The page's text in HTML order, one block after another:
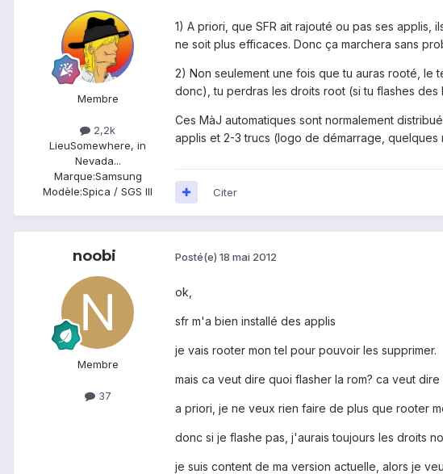
Membre
2,2k
LieuSomewhere, in
Nevada...
Marque:Samsung
Modèle:Spica / SGS III
1) A priori, que SFR ait rajouté ou pas ses
ne soit plus efficaces. Donc ça marchera sans
2) Non seulement une fois que tu auras rooté, le
donc), tu perdras les droits root (si tu flashes
Ces MàJ automatiques sont normalement
applis et 2-3 trucs (logo de démarrage, quelques
Citer
noobi
Membre
37
Posté(e) 18 mai 2012
ok,
sfr m'a bien installé des applis
je vais rooter mon tel pour pouvoir les supprimer.
mais ca veut dire quoi flasher la rom? ca veut
a priori, je ne veux rien faire de plus que rooter
donc si je flashe pas, j'aurais toujours les droits
je suis content de ma version actuelle, alors je